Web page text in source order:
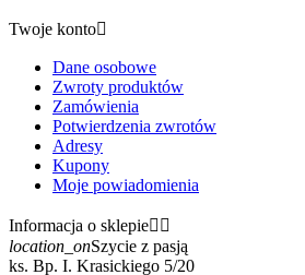
Twoje konto
Dane osobowe
Zwroty produktów
Zamówienia
Potwierdzenia zwrotów
Adresy
Kupony
Moje powiadomienia
Informacja o sklepie 
location_onSzycie z pasją
ks. Bp. I. Krasickiego 5/20